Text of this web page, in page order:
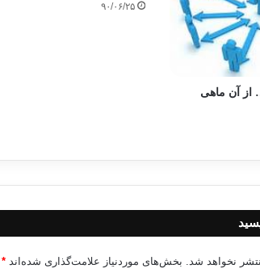
از آن ماهی
۹۰/۰۶/۲۵
نخواهد شد. بخش‌های موردنیاز علامت‌گذاری شده‌اند *